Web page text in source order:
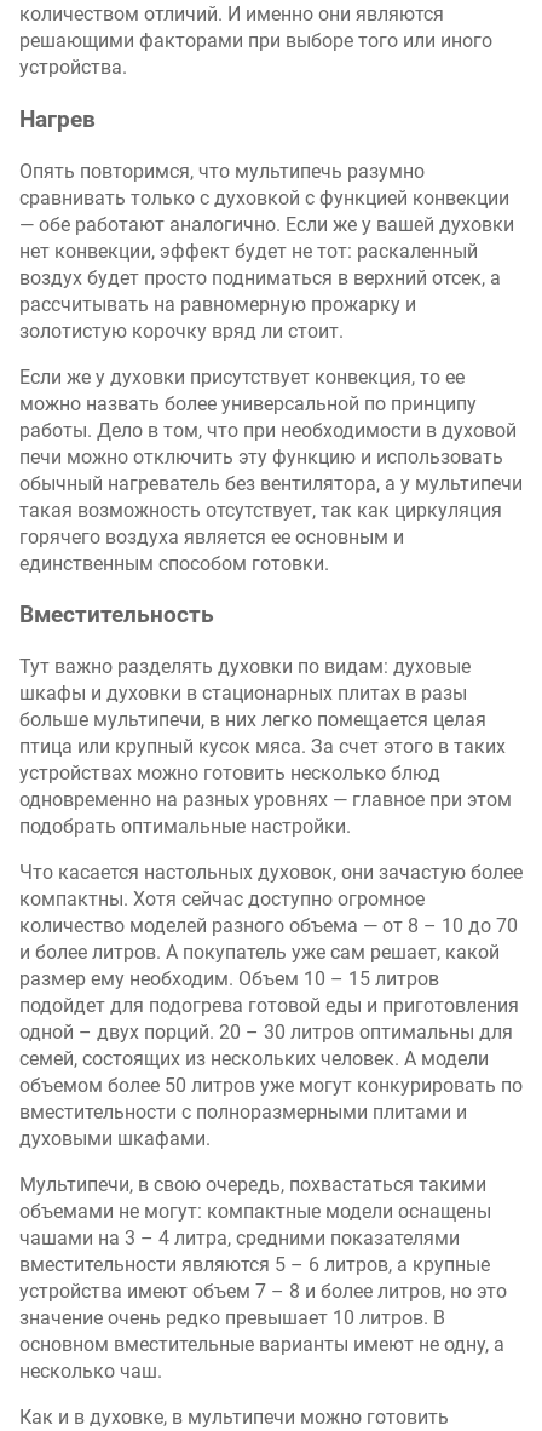
количеством отличий. И именно они являются
решающими факторами при выборе того или иного
устройства.
Нагрев
Опять повторимся, что мультипечь разумно
сравнивать только с духовкой с функцией конвекции
— обе работают аналогично. Если же у вашей духовки
нет конвекции, эффект будет не тот: раскаленный
воздух будет просто подниматься в верхний отсек, а
рассчитывать на равномерную прожарку и
золотистую корочку вряд ли стоит.
Если же у духовки присутствует конвекция, то ее
можно назвать более универсальной по принципу
работы. Дело в том, что при необходимости в духовой
печи можно отключить эту функцию и использовать
обычный нагреватель без вентилятора, а у мультипечи
такая возможность отсутствует, так как циркуляция
горячего воздуха является ее основным и
единственным способом готовки.
Вместительность
Тут важно разделять духовки по видам: духовые
шкафы и духовки в стационарных плитах в разы
больше мультипечи, в них легко помещается целая
птица или крупный кусок мяса. За счет этого в таких
устройствах можно готовить несколько блюд
одновременно на разных уровнях — главное при этом
подобрать оптимальные настройки.
Что касается настольных духовок, они зачастую более
компактны. Хотя сейчас доступно огромное
количество моделей разного объема — от 8 – 10 до 70
и более литров. А покупатель уже сам решает, какой
размер ему необходим. Объем 10 – 15 литров
подойдет для подогрева готовой еды и приготовления
одной – двух порций. 20 – 30 литров оптимальны для
семей, состоящих из нескольких человек. А модели
объемом более 50 литров уже могут конкурировать по
вместительности с полноразмерными плитами и
духовыми шкафами.
Мультипечи, в свою очередь, похвастаться такими
объемами не могут: компактные модели оснащены
чашами на 3 – 4 литра, средними показателями
вместительности являются 5 – 6 литров, а крупные
устройства имеют объем 7 – 8 и более литров, но это
значение очень редко превышает 10 литров. В
основном вместительные варианты имеют не одну, а
несколько чаш.
Как и в духовке, в мультипечи можно готовить